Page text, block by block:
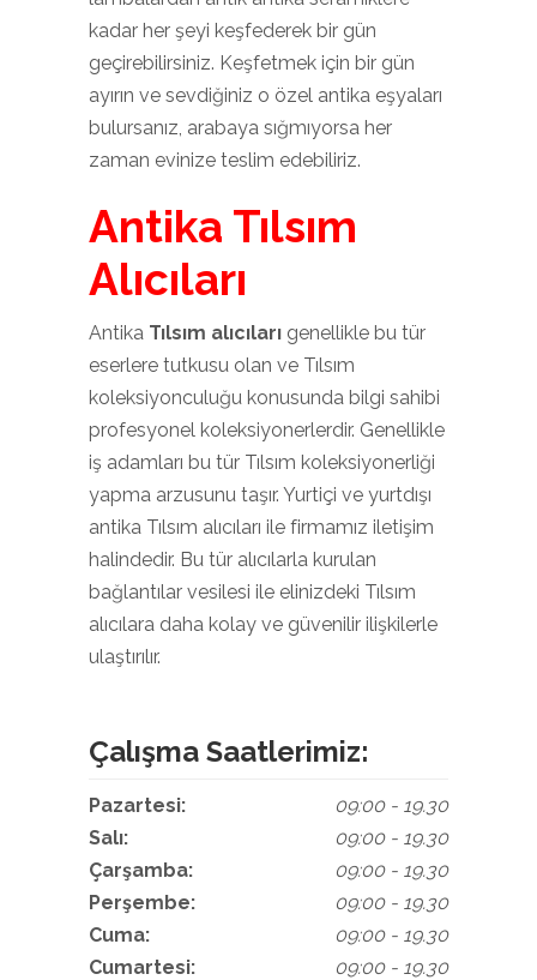
kadar her şeyi keşfederek bir gün
geçirebilirsiniz. Keşfetmek için bir gün
ayırın ve sevdiğiniz o özel antika eşyaları
bulursanız, arabaya sığmıyorsa her
zaman evinize teslim edebiliriz.
Antika Tılsım
Alıcıları
Antika Tılsım alıcıları genellikle bu tür
eserlere tutkusu olan ve Tılsım
koleksiyonculuğu konusunda bilgi sahibi
profesyonel koleksiyonerlerdir. Genellikle
iş adamları bu tür Tılsım koleksiyonerliği
yapma arzusunu taşır. Yurtiçi ve yurtdışı
antika Tılsım alıcıları ile firmamız iletişim
halindedir. Bu tür alıcılarla kurulan
bağlantılar vesilesi ile elinizdeki Tılsım
alıcılara daha kolay ve güvenilir ilişkilerle
ulaştırılır.
Çalışma Saatlerimiz:
Pazartesi:
Salı:
Çarşamba:
Perşembe:
Cuma:
Cumartesi:
09:00 - 19.30
09:00 - 19.30
09:00 - 19.30
09:00 - 19.30
09:00 - 19.30
09:00 - 19.30